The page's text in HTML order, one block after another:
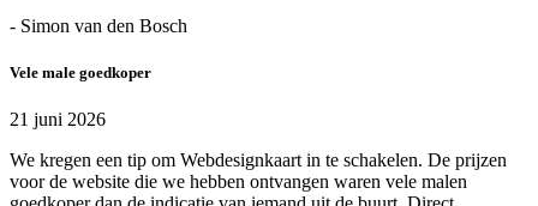
- Simon van den Bosch
Vele male goedkoper
21 juni 2026
We kregen een tip om Webdesignkaart in te schakelen. De prijzen
voor de website die we hebben ontvangen waren vele malen